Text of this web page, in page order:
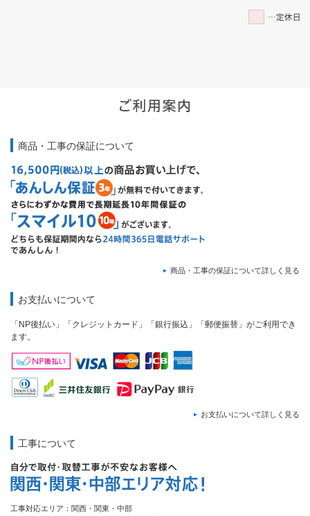
商品・工事の保証について
商品・工事の保証について詳しく見る
お支払いについて
「NP後払い」「クレジットカード」「銀行振込」「郵便振替」がご利用でき
ます。
お支払いについて詳しく見る
工事について
工事対応エリア：関西・関東・中部